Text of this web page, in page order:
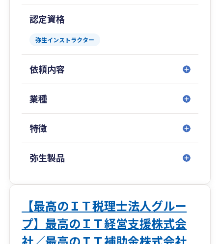
よう努めます。
認定資格
弥生インストラクター
依頼内容
業種
特徴
弥生製品
【最高のＩＴ税理士法人グルー
プ】最高のＩＴ経営支援株式会